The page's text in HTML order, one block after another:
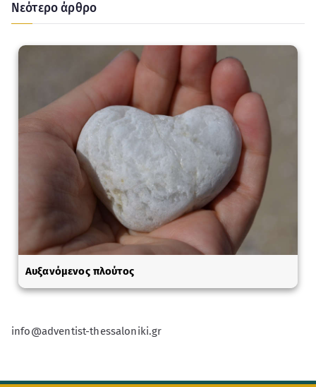
Νεότερο άρθρο
Αυξανόμενος πλούτος
info@adventist-thessaloniki.gr